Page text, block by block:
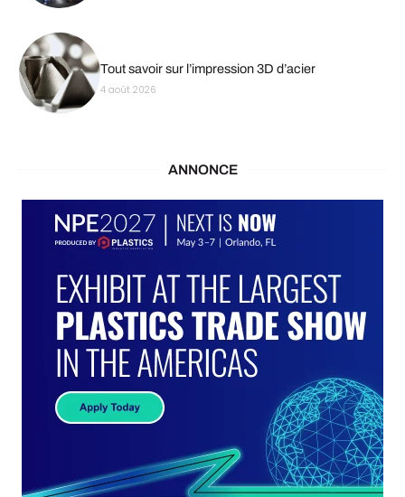
Tout savoir sur l’impression 3D d’acier
4 août 2026
ANNONCE